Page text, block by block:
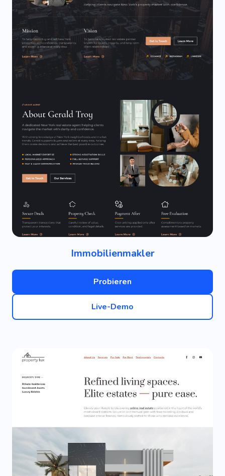
Immobilienmakler
Probieren
Live-Demo